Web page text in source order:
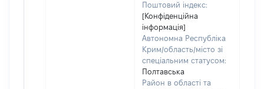
Поштовий індекс:
[Конфіденційна
інформація]
Автономна Республіка
Крим/область/місто зі
спеціальним статусом:
Полтавська
Район в області та